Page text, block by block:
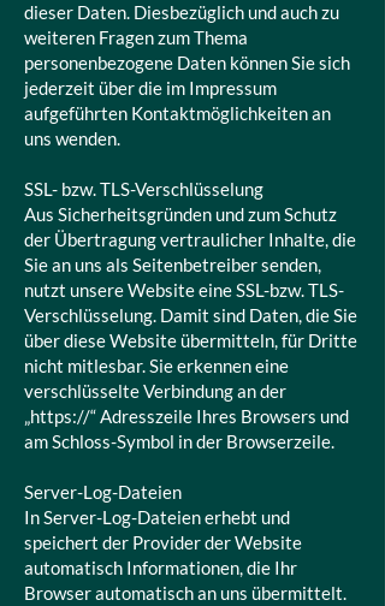
dieser Daten. Diesbezüglich und auch zu
weiteren Fragen zum Thema
personenbezogene Daten können Sie sich
jederzeit über die im Impressum
aufgeführten Kontaktmöglichkeiten an
uns wenden.
SSL- bzw. TLS-Verschlüsselung
Aus Sicherheitsgründen und zum Schutz
der Übertragung vertraulicher Inhalte, die
Sie an uns als Seitenbetreiber senden,
nutzt unsere Website eine SSL-bzw. TLS-
Verschlüsselung. Damit sind Daten, die Sie
über diese Website übermitteln, für Dritte
nicht mitlesbar. Sie erkennen eine
verschlüsselte Verbindung an der
„https://“ Adresszeile Ihres Browsers und
am Schloss-Symbol in der Browserzeile.
Server-Log-Dateien
In Server-Log-Dateien erhebt und
speichert der Provider der Website
automatisch Informationen, die Ihr
Browser automatisch an uns übermittelt.